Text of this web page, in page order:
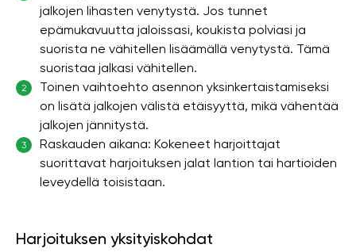
jalkojen lihasten venytystä. Jos tunnet
epämukavuutta jaloissasi, koukista polviasi ja
suorista ne vähitellen lisäämällä venytystä. Tämä
suoristaa jalkasi vähitellen.
2
Toinen vaihtoehto asennon yksinkertaistamiseksi
on lisätä jalkojen välistä etäisyyttä, mikä vähentää
jalkojen jännitystä.
3
Raskauden aikana: Kokeneet harjoittajat
suorittavat harjoituksen jalat lantion tai hartioiden
leveydellä toisistaan.
Harjoituksen yksityiskohdat